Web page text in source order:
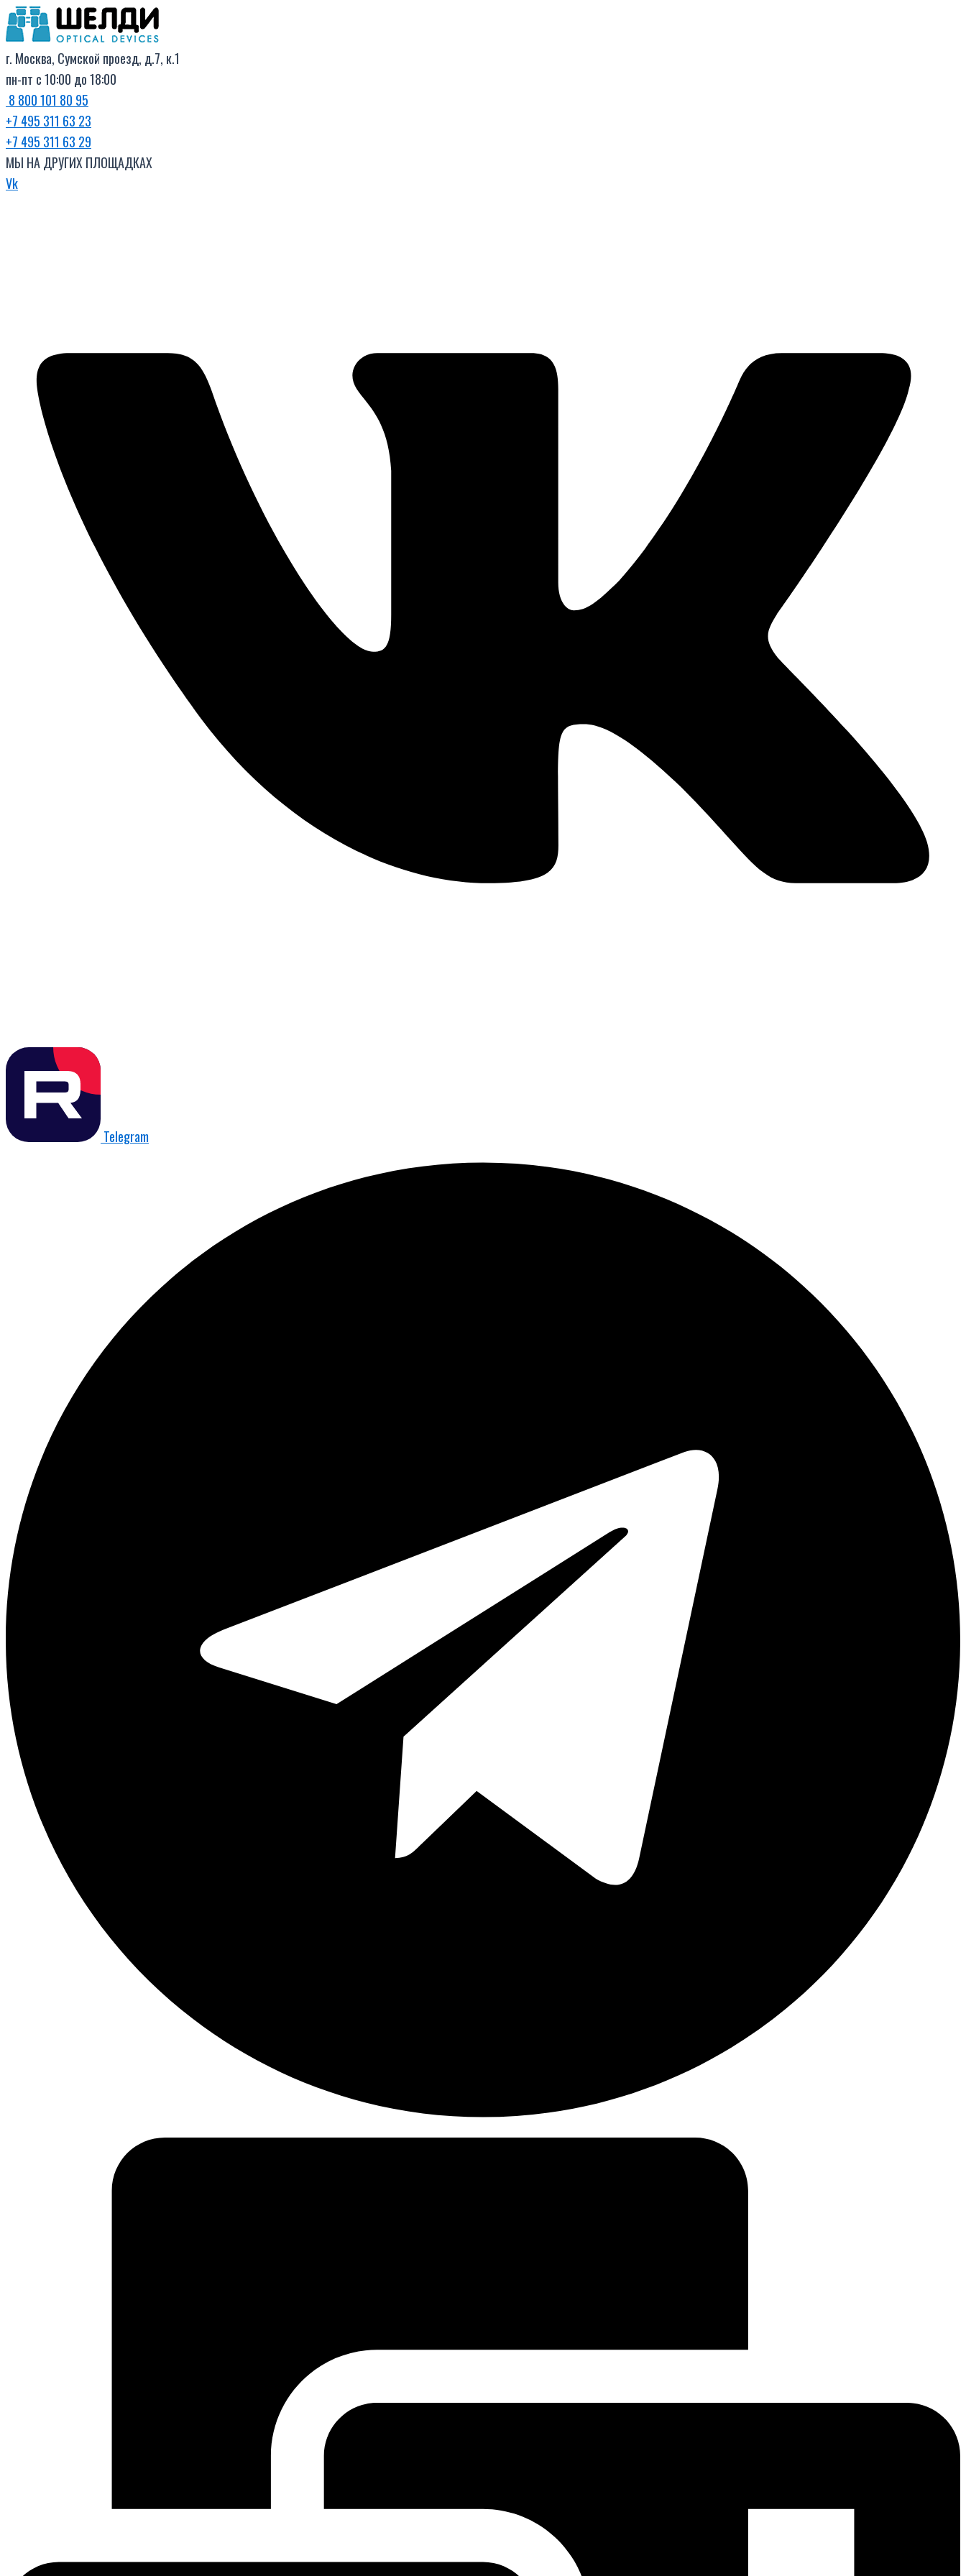
Перейти
к
содержимому
г. Москва, Сумской проезд, д.7, к.1
пн-пт с 10:00 до 18:00
8 800 101 80 95
+7 495 311 63 23
+7 495 311 63 29
МЫ НА ДРУГИХ ПЛОЩАДКАХ
Vk
Telegram
Поиск
товаров